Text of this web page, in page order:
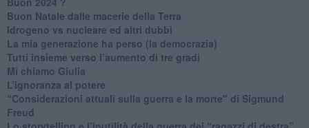
​Buon Natale dalle macerie della Terra
​Idrogeno vs nucleare ed altri dubbi
​La mia generazione ha perso (la democrazia)
​Tutti insieme verso l’aumento di tre gradi
Mi chiamo Giulia
L’ignoranza al potere
​“Considerazioni attuali sulla guerra e la morte" di Sigmund
Freud